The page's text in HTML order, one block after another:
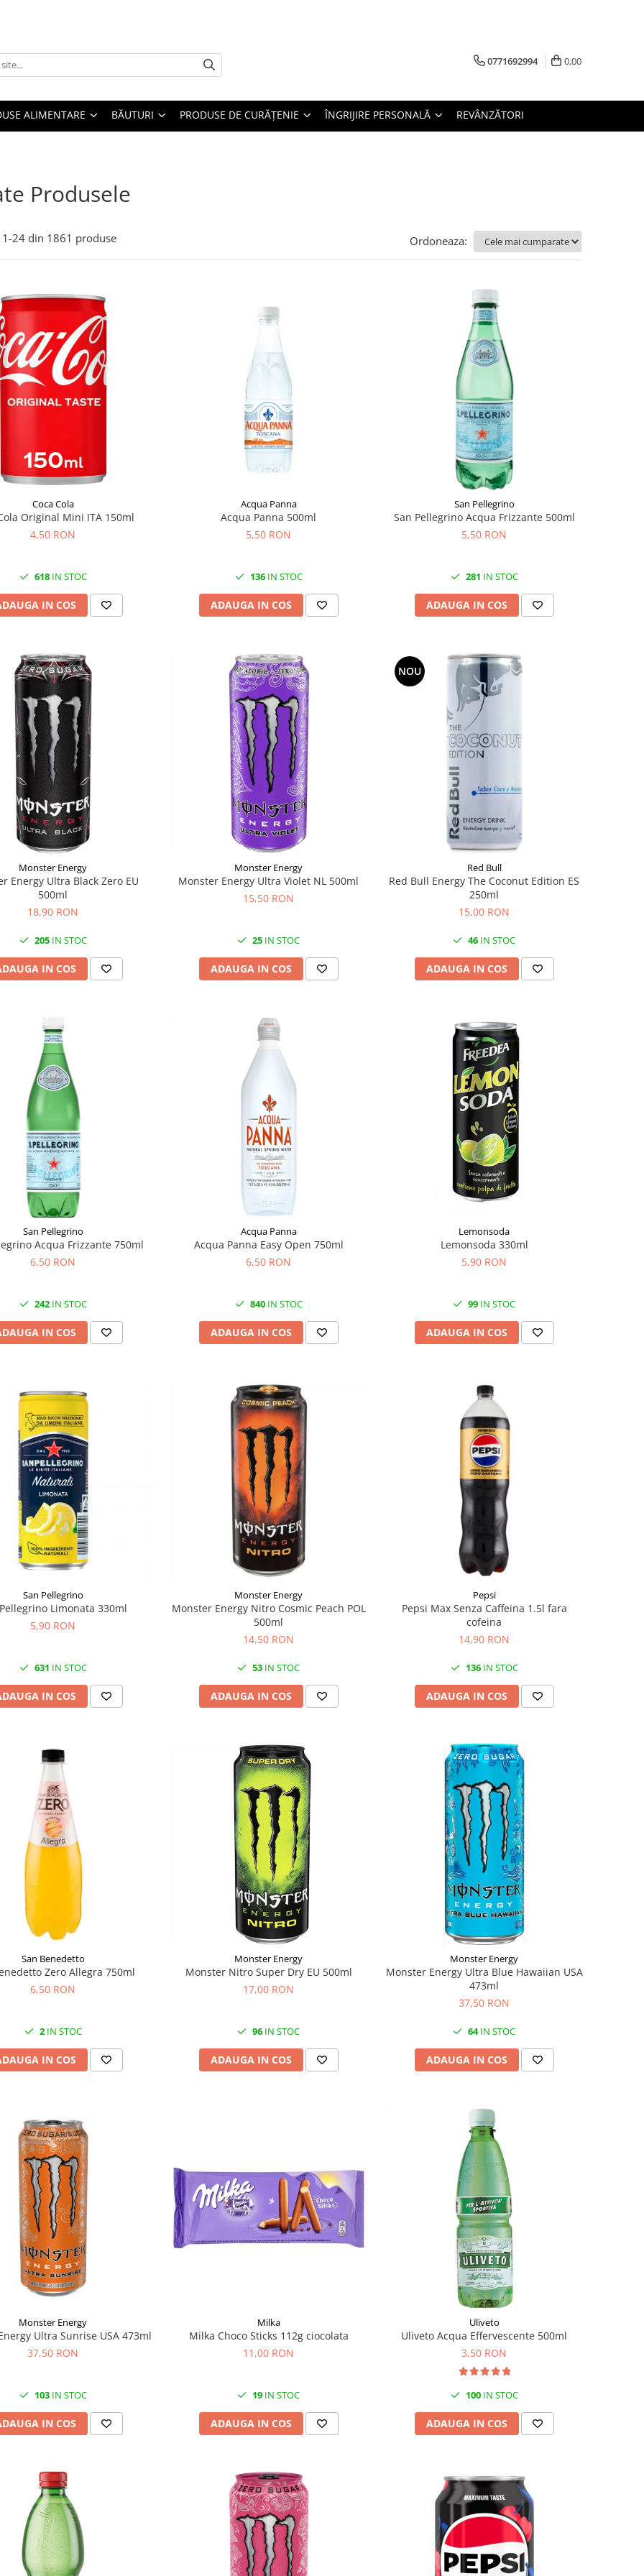
0771692994 0,00
ALIMENTARE BĂUTURI PRODUSE DE CURĂȚENIE ÎNGRIJIRE PERSONALĂ REVÂNZĂTORI
Produsele
1-24 din 1861 produse Ordoneaza:
Coca Cola
Original Mini ITA 150ml
4,50 RON
618IN STOC
IN COS
Acqua Panna
Acqua Panna 500ml
5,50 RON
136IN STOC
ADAUGA IN COS
San Pellegrino
San Pellegrino Acqua Frizzante 500ml
5,50 RON
281 IN STOC
ADAUGA IN COS
Monster Energy
Energy Ultra Black Zero EU
500ml
18,90 RON
205IN STOC
IN COS
Monster Energy
Monster Energy Ultra Violet NL 500ml
15,50 RON
25 IN STOC
ADAUGA IN COS
NOU
Red Bull
Red Bull Energy The Coconut Edition ES
250ml
15,00 RON
46 IN STOC
ADAUGA IN COS
San Pellegrino
Acqua Frizzante 750ml
6,50 RON
242IN STOC
IN COS
Acqua Panna
Acqua Panna Easy Open 750ml
6,50 RON
840IN STOC
ADAUGA IN COS
Lemonsoda
Lemonsoda 330ml
5,90 RON
99 IN STOC
ADAUGA IN COS
San Pellegrino
Limonata 330ml
5,90 RON
631 IN STOC
IN COS
Monster Energy
Monster Energy Nitro Cosmic Peach POL
500ml
14,50 RON
53 IN STOC
ADAUGA IN COS
Pepsi
Pepsi Max Senza Caffeina 1.5l fara
cofeina
14,90 RON
136IN STOC
ADAUGA IN COS
San Benedetto
Zero Allegra 750ml
6,50 RON
2IN STOC
IN COS
Monster Energy
Monster Nitro Super Dry EU 500ml
17,00 RON
96 IN STOC
ADAUGA IN COS
Monster Energy
Monster Energy Ultra Blue Hawaiian USA
473ml
37,50 RON
64IN STOC
ADAUGA IN COS
Monster Energy
Ultra Sunrise USA 473ml
37,50 RON
103IN STOC
IN COS
Milka
Milka Choco Sticks 112g ciocolata
11,00 RON
19 IN STOC
ADAUGA IN COS
Uliveto
Uliveto Acqua Effervescente 500ml
3,50 RON
100IN STOC
ADAUGA IN COS